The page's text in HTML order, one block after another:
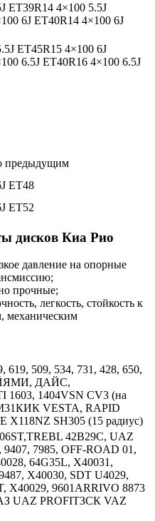
ET39R14 4×100 5.5J
6J ET40R14 4×100 6J
ET45R15 4×100 6J
6.5J ET40R16 4×100 6.5J
предыдущим
ET48
ET52
дисков Киа Рио
давление на опорные
прочные;
легкость, стойкость к
механическим
619, 509, 534, 731, 428, 650,
ДАЙС,
1603, 1404VSN CV3 (на
VESTA, RAPID
X118NZ SH305 (15 радиус)
42B29C, UAZ
9407, 7985, OFF-ROAD 01,
64G35L, X40031,
X40030, SDT U4029,
X40029, 9601ARRIVO 8873
UAZ PROFIТЗСК VAZ